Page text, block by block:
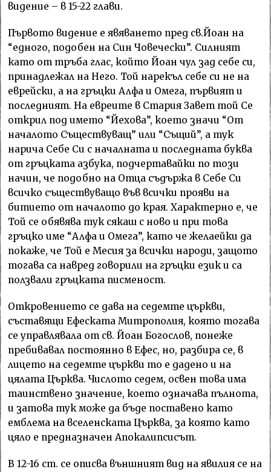
видение – в 15-22 глави.
Първото видение е явяването пред св.Йоан на
“едного, подобен на Син Човечески”. Силният
като от тръба глас, който Йоан чул зад себе си,
принадлежал на Него. Той нарекъл себе си не на
еврейски, а на гръцки Алфа и Омега, първият и
последният. На евреите в Стария Завет той Се
открил под името “Йехова”, което значи “От
началото Съществуващ” или “Същий”, а тук
нарича Себе Си с началната и последната буква
от гръцката азбука, подчертавайки по този
начин, че подобно на Отца съдържа в Себе Си
всичко съществуващо във всички прояви на
битието от началото до края. Характерно е, че
Той се обявява тук сякаш с ново и при това
гръцко име “Алфа и Омега”, като че желаейки да
покаже, че Той е Месия за всички народи, защото
тогава са навред говорили на гръцки език и са
ползвали гръцката писменост.
Откровението се дава на седемте църкви,
съставящи Ефеската Митрополия, която тогава
се управлявала от св. Йоан Богослов, понеже
пребивавал постоянно в Ефес, но, разбира се, в
лицето на седемте църкви то е дадено и на
цялата Църква. Числото седем, освен това има
таинствено значение, което означава пълнота,
и затова тук може да бъде поставено като
емблема на вселенската Църква, за която като
цяло е предназначен Апокалипсисът.
В 12-16 ст. се описва външният вид на явилия се на